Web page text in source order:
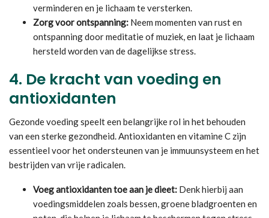
verminderen en je lichaam te versterken.
Zorg voor ontspanning: Neem momenten van rust en
ontspanning door meditatie of muziek, en laat je lichaam
hersteld worden van de dagelijkse stress.
4. De kracht van voeding en
antioxidanten
Gezonde voeding speelt een belangrijke rol in het behouden
van een sterke gezondheid. Antioxidanten en vitamine C zijn
essentieel voor het ondersteunen van je immuunsysteem en het
bestrijden van vrije radicalen.
Voeg antioxidanten toe aan je dieet: Denk hierbij aan
voedingsmiddelen zoals bessen, groene bladgroenten en